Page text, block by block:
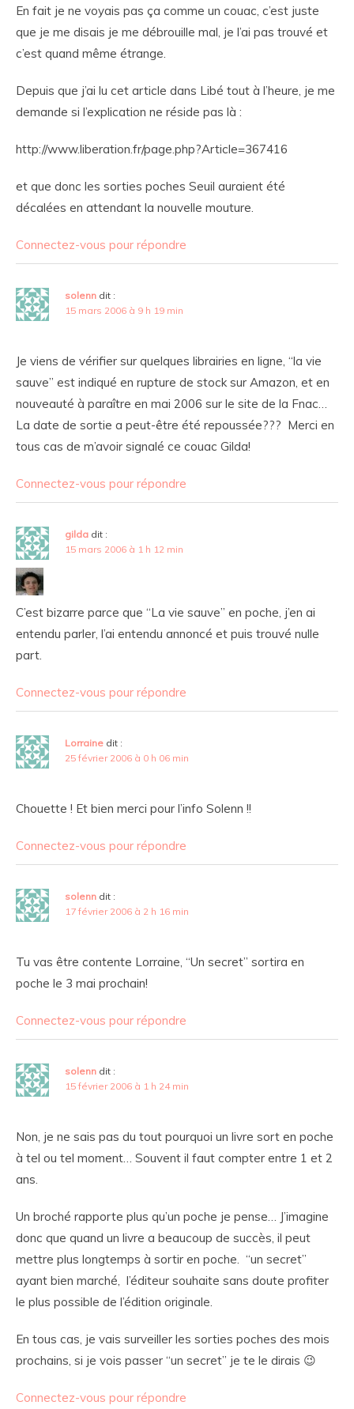
En fait je ne voyais pas ça comme un couac, c’est juste
que je me disais je me débrouille mal, je l’ai pas trouvé et
c’est quand même étrange.
Depuis que j’ai lu cet article dans Libé tout à l’heure, je me
demande si l’explication ne réside pas là :
http://www.liberation.fr/page.php?Article=367416
et que donc les sorties poches Seuil auraient été
décalées en attendant la nouvelle mouture.
Connectez-vous pour répondre
solenn dit :
15 mars 2006 à 9 h 19 min
Je viens de vérifier sur quelques librairies en ligne, “la vie
sauve” est indiqué en rupture de stock sur Amazon, et en
nouveauté à paraître en mai 2006 sur le site de la Fnac…
La date de sortie a peut-être été repoussée??? Merci en
tous cas de m’avoir signalé ce couac Gilda!
Connectez-vous pour répondre
gilda dit :
15 mars 2006 à 1 h 12 min
C’est bizarre parce que “La vie sauve” en poche, j’en ai
entendu parler, l’ai entendu annoncé et puis trouvé nulle
part.
Connectez-vous pour répondre
Lorraine dit :
25 février 2006 à 0 h 06 min
Chouette ! Et bien merci pour l’info Solenn !!
Connectez-vous pour répondre
solenn dit :
17 février 2006 à 2 h 16 min
Tu vas être contente Lorraine, “Un secret” sortira en
poche le 3 mai prochain!
Connectez-vous pour répondre
solenn dit :
15 février 2006 à 1 h 24 min
Non, je ne sais pas du tout pourquoi un livre sort en poche
à tel ou tel moment… Souvent il faut compter entre 1 et 2
ans.
Un broché rapporte plus qu’un poche je pense… J’imagine
donc que quand un livre a beaucoup de succès, il peut
mettre plus longtemps à sortir en poche. “un secret”
ayant bien marché, l’éditeur souhaite sans doute profiter
le plus possible de l’édition originale.
En tous cas, je vais surveiller les sorties poches des mois
prochains, si je vois passer “un secret” je te le dirais 😉
Connectez-vous pour répondre